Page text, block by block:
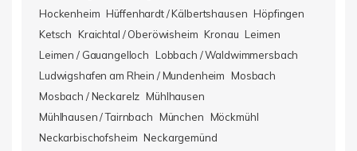
Hockenheim Hüffenhardt / Kälbertshausen Höpfingen
Ketsch Kraichtal / Oberöwisheim Kronau Leimen
Leimen / Gauangelloch Lobbach / Waldwimmersbach
Ludwigshafen am Rhein / Mundenheim Mosbach
Mosbach / Neckarelz Mühlhausen
Mühlhausen / Tairnbach München Möckmühl
Neckarbischofsheim Neckargemünd